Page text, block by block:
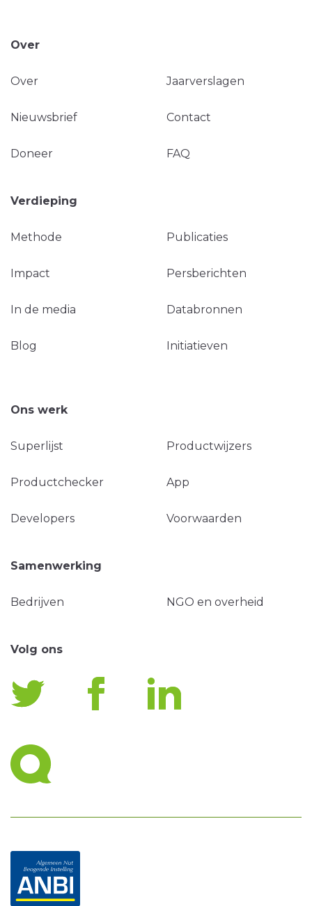
Over
Over Jaarverslagen
Nieuwsbrief Contact
Doneer FAQ
Verdieping
Methode Publicaties
Impact Persberichten
In de media Databronnen
Blog Initiatieven
Ons werk
Superlijst Productwijzers
Productchecker App
Developers Voorwaarden
Samenwerking
Bedrijven NGO en overheid
Volg ons